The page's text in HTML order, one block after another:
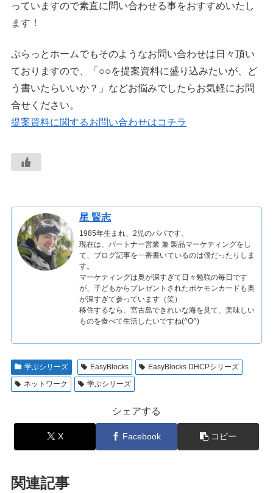
っていますので素直に問い合わせる事をおすすめいたし
ます！
ぷらっとホームでもそのようなお問い合わせは日々頂い
ておりますので、「○○を提案資料に盛り込みたいが、ど
う書いたらいいか？」などお悩みでしたらお気軽にお問
合せください。
提案資料に関するお問い合わせはコチラ
星 賢志
1985年生まれ、2児のパパです。
現在は、パートナー営業 兼 製品マーケティングをし
て、ブログ記事を一番書いているのは僕だったりしま
す。
マーケティングは奥が深すぎて日々勉強の毎日です
が、子どもからプレゼントされたポケモンカードも奥
が深すぎて参っています（笑）
移住するなら、宮古島できれいな海を見て、美味しい
ものを食べて生活したいですね(^O^)
学ぶシリーズ EasyBlocks
EasyBlocks DHCPシリーズ
ネットワーク
学ぶシリーズ
シェアする
X Facebook コピー
関連記事